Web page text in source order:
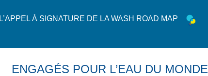
L’APPEL À SIGNATURE DE LA WASH ROAD MAP
ENGAGÉS POUR L’EAU DU MONDE